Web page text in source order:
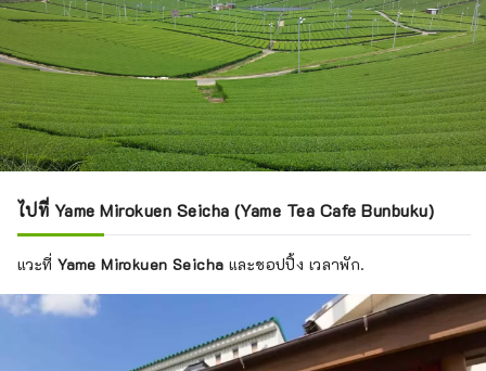
ไปที่ Yame Mirokuen Seicha (Yame Tea Cafe Bunbuku)
แวะที่Yame Mirokuen Seicha และชอปปิ้ง เวลาพัก.